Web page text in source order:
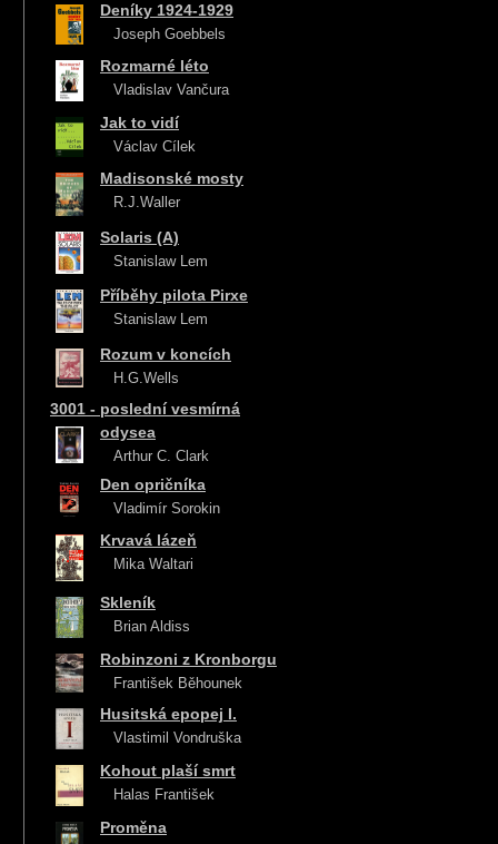
Deníky 1924-1929
Joseph Goebbels
Rozmarné léto
Vladislav Vančura
Jak to vidí
Václav Cílek
Madisonské mosty
R.J.Waller
Solaris (A)
Stanislaw Lem
Příběhy pilota Pirxe
Stanislaw Lem
Rozum v koncích
H.G.Wells
3001 - poslední vesmírná
odysea
Arthur C. Clark
Den opričníka
Vladimír Sorokin
Krvavá lázeň
Mika Waltari
Skleník
Brian Aldiss
Robinzoni z Kronborgu
František Běhounek
Husitská epopej I.
Vlastimil Vondruška
Kohout plaší smrt
Halas František
Proměna